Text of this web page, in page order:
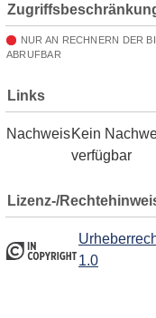
NUR AN RECHNERN DER
ABRUFBAR
Links
NachweisKein
verfügbar
Lizenz-/
1.0